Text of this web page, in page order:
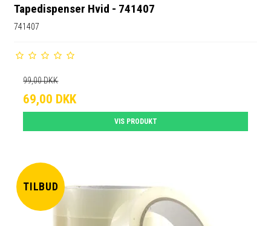
Tapedispenser Hvid - 741407
741407
99,00 DKK
69,00 DKK
VIS PRODUKT
TILBUD